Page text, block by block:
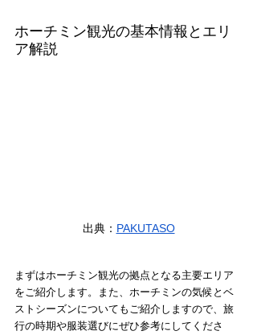
ホーチミン観光の基本情報とエリ
ア解説
出典： PAKUTASO
まずはホーチミン観光の拠点となる主要エリア
をご紹介します。また、ホーチミンの気候とベ
ストシーズンについてもご紹介しますので、旅
行の時期や服装選びにぜひ参考にしてくださ